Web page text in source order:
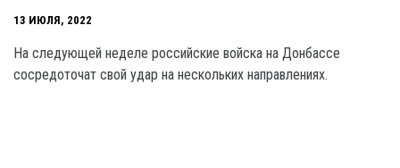
13 ИЮЛЯ, 2022
На следующей неделе российские войска на Донбассе
сосредоточат свой удар на нескольких направлениях.